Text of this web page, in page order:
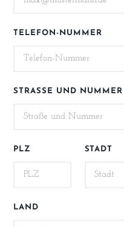
TELEFON-NUMMER
STRASSE UND NUMMER
PLZ STADT
LAND